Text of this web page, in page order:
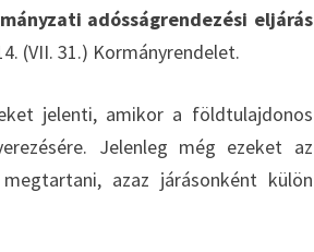
adósságrendezési eljárás
(VII. 31.) Kormányrendelet.
jelenti, amikor a földtulajdonos
Jelenleg még ezeket az
azaz járásonként külön